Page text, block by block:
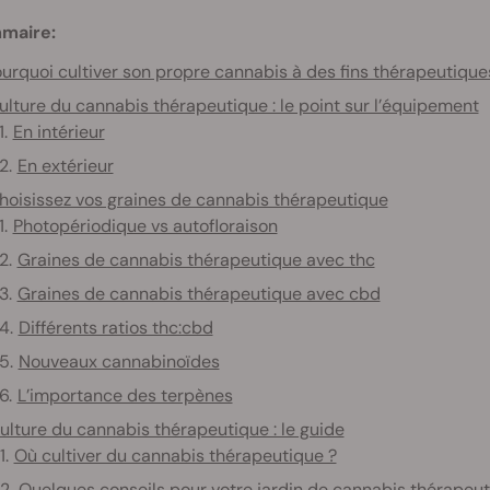
cultiver son propre cannabis à des fins
du cannabis thérapeutique : le point sur l’équipement
En intérieur
En extérieur
vos graines de cannabis thérapeutique
Photopériodique vs autofloraison
Graines de cannabis thérapeutique avec thc
Graines de cannabis thérapeutique avec cbd
Différents ratios thc:cbd
Nouveaux cannabinoïdes
L’importance des terpènes
du cannabis thérapeutique : le guide
Où cultiver du cannabis thérapeutique ?